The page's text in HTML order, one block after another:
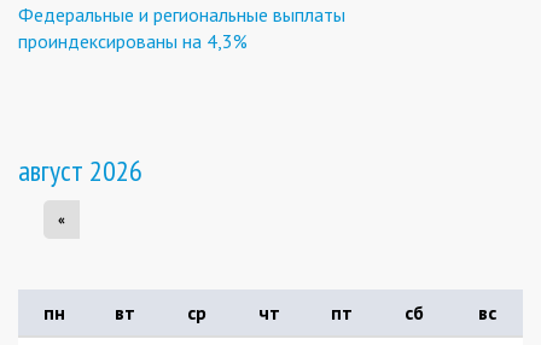
Федеральные и региональные выплаты
проиндексированы на 4,3%
август 2026
«
пн вт ср чт пт сб
вс